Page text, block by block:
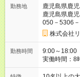
のため) ※交
【試用期間
と給与に、
用時と同じ
残業代を含
業代 11,500
勤務地
鹿児島県鹿
鹿児島県鹿
050－5306
第１期線 天
株式会社
勤務時間
9:00～18:00
実働時間：8
5306-3317